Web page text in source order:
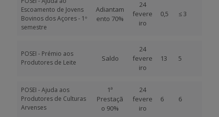
Escoamento de Jovens
Bovinos dos Açores - 1º
semestre
Adiantam
ento 70%
24
fevere
iro
0,5 ≤ 3
POSEI - Prémio aos
Produtores de Leite
Saldo
24
fevere
iro
13 5
POSEI - Ajuda aos
Produtores de Culturas
Arvenses
1ª
Prestaçã
o 90%
24
fevere
iro
6 6